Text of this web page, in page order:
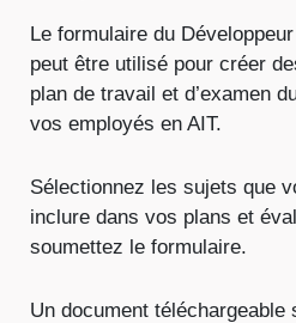
Le formulaire du
peut être utilisé pour créer
plan de travail et d’examen
vos employés en AIT.
Sélectionnez les sujets que
inclure dans vos plans et
soumettez le formulaire.
Un document téléchargeable